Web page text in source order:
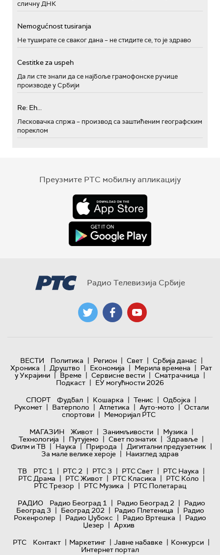
сличну ДНК
Nemogućnost tusiranja
Не туширате се сваког дана – не стидите се, то је здраво
Cestitke za uspeh
Да ли сте знали да се најбоље грамофонске ручице
производе у Србији
Re: Eh...
Лесковачка спржа – производ са заштићеним географским
пореклом
Преузмите РТС мобилну апликацију
Радио Телевизија Србије
ВЕСТИ Политика | Регион | Свет | Србија данас |
Хроника | Друштво | Економија | Мерила времена | Рат
у Украјини | Време | Сервисне вести | Сматрачница |
Подкаст | ЕУ могућности 2026
СПОРТ
Фудбал | Кошарка | Тенис | Одбојка |
Рукомет | Ватерполо | Атлетика | Ауто-мото | Остали
спортови | Меморијал РТС
МАГАЗИН
Живот | Занимљивости | Музика |
Технологијa | Путујемо | Свет познатих | Здравље |
Филм и ТВ | Наука | Природа | Дигитални предузетник |
За мале велике хероје | Наизглед здрав
ТВ
РТС 1 | РТС 2 | РТС 3 | РТС Свет | РТС Наука |
РТС Драма | РТС Живот | РТС Класика | РТС Коло |
РТС Трезор | РТС Музика | РТС Полетарац
РАДИО
Радио Београд 1 | Радио Београд 2 | Радио
Београд 3 | Београд 202 | Радио Плетеница | Радио
Рокенролер | Радио Џубокс | Радио Вртешка | Радио
Џезер | Архив
РТС
Контакт | Маркетинг | Јавне набавке | Конкурси |
Интернет портал